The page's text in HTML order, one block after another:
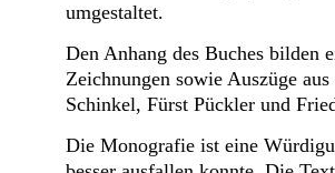
umgestaltet.
Den Anhang des Buches bilden
Zeichnungen sowie Auszüge
Schinkel, Fürst Pückler und
Die Monografie ist eine